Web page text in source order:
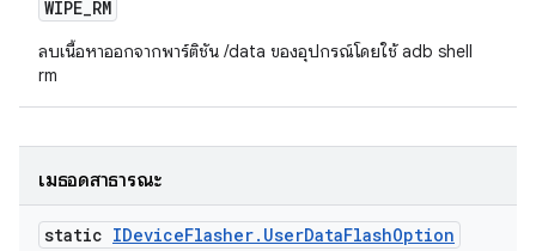
WIPE_RM
ลบเนื้อหาออกจากพาร์ติชัน /data ของอุปกรณ์โดยใช้ adb shell
rm
เมธอดสาธารณะ
static IDeviceFlasher. UserDataFlashOption